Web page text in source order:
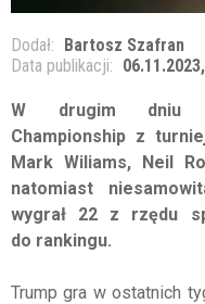
Dodał: Bartosz Szafran
Data publikacji:
W drugim dniu
Championship z
Mark Wiliams, Neil
natomiast
wygrał 22 z rzędu
do rankingu.
Trump gra w ostatnich